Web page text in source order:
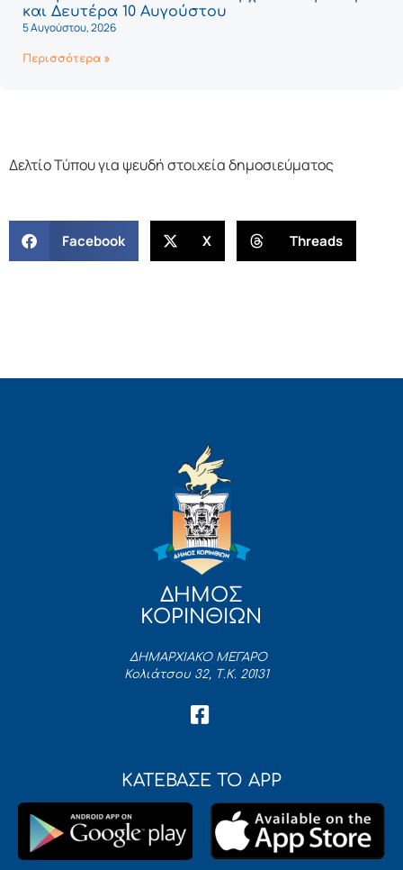
και Δευτέρα 10 Αυγούστου
5 Αυγούστου, 2026
Περισσότερα »
Δελτίο Τύπου για ψευδή στοιχεία δημοσιεύματος
Facebook X Threads
ΔΗΜΟΣ
ΚΟΡΙΝΘΙΩΝ
ΔΗΜΑΡΧΙΑΚΟ ΜΕΓΑΡΟ
Κολιάτσου 32, Τ.Κ. 20131
ΚΑΤΕΒΑΣΕ ΤΟ APP